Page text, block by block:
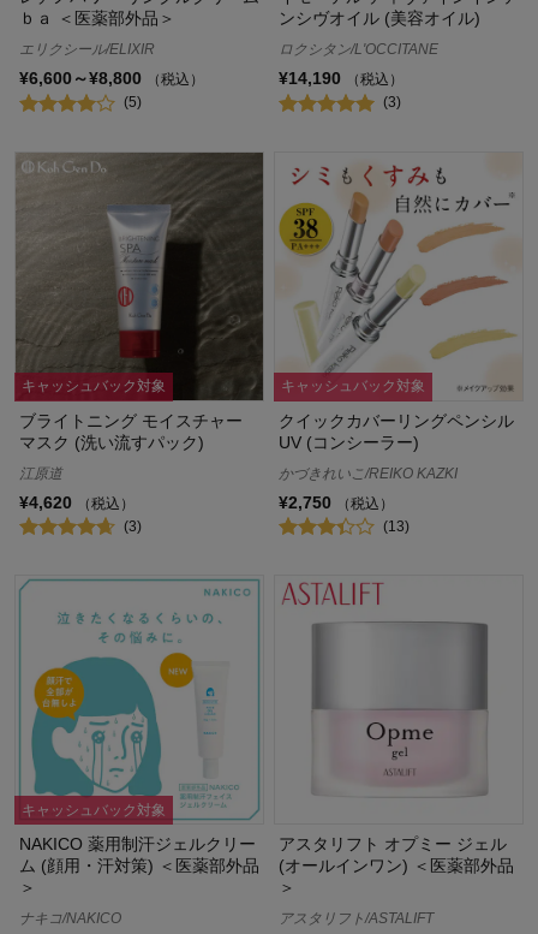
ｂａ ＜医薬部外品＞
エリクシール/ELIXIR
¥6,600～¥8,800
（税込）
(5)
ンシヴオイル (美容オイル)
ロクシタン/L'OCCITANE
¥14,190
（税込）
(3)
キャッシュバック対象
ブライトニング モイスチャー
マスク (洗い流すパック)
江原道
¥4,620
（税込）
(3)
キャッシュバック対象
クイックカバーリングペンシル
UV (コンシーラー)
かづきれいこ/REIKO KAZKI
¥2,750
（税込）
(13)
キャッシュバック対象
NAKICO 薬用制汗ジェルクリー
ム (顔用・汗対策) ＜医薬部外品
＞
ナキコ/NAKICO
アスタリフト オプミー ジェル
(オールインワン) ＜医薬部外品
＞
アスタリフト/ASTALIFT